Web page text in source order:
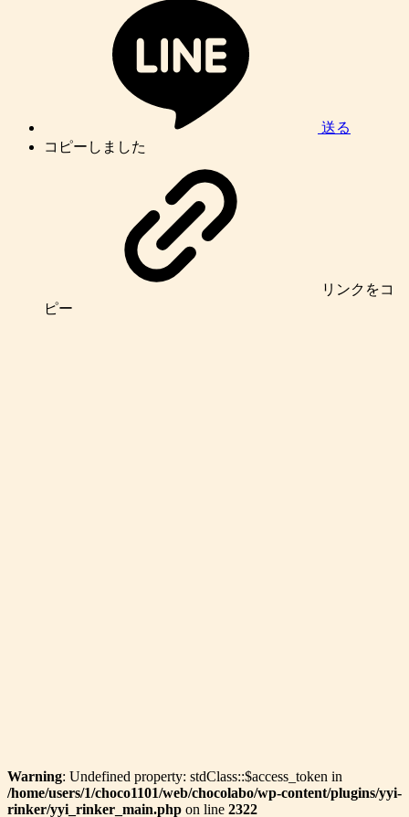
送る
コピーしました
リンク をコ
ピー
Warning: Undefined property: stdClass::$access_token in
/home/users/1/choco1101/web/chocolabo/wp-content/plugins/yyi-
rinker/yyi_rinker_main.php on line 2322